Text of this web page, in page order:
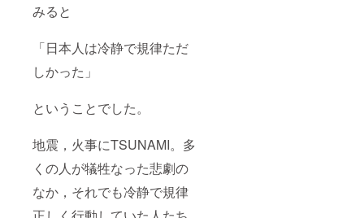
みると
「日本人は冷静で規律ただ
しかった」
ということでした。
地震，火事にTSUNAMI。多
くの人が犠牲なった悲劇の
なか，それでも冷静で規律